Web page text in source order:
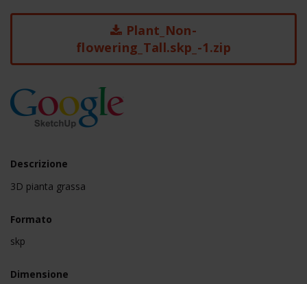
Plant_Non-
flowering_Tall.skp_-1.zip
Descrizione
3D pianta grassa
Formato
skp
Dimensione